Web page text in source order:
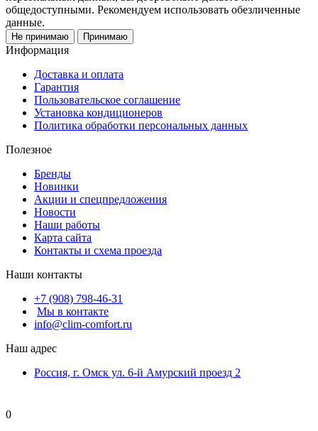
общедоступными. Рекомендуем использовать обезличенные
данные.
Не принимаю Принимаю
Информация
Доставка и оплата
Гарантия
Пользовательское соглашение
Установка кондиционеров
Политика обработки персональных данных
Полезное
Бренды
Новинки
Акции и спецпредложения
Новости
Наши работы
Карта сайта
Контакты и схема проезда
Наши контакты
+7 (908) 798-46-31
Мы в контакте
info@clim-comfort.ru
Наш адрес
Россия, г. Омск ул. 6-й Амурский проезд 2
0